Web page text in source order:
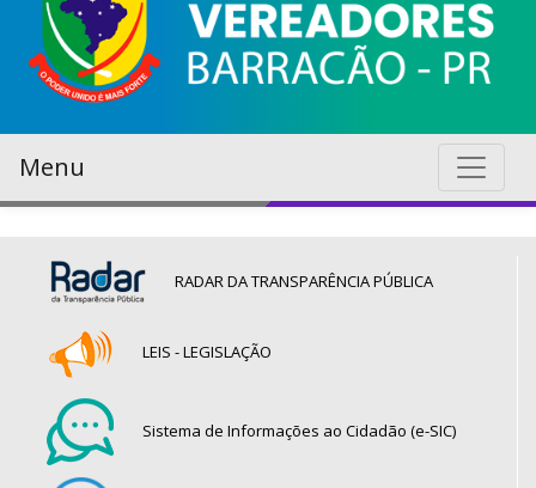
Menu
RADAR DA TRANSPARÊNCIA PÚBLICA
LEIS - LEGISLAÇÃO
Sistema de Informações ao Cidadão (e-SIC)